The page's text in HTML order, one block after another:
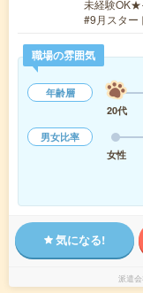
未経験OK★
#9月スタ
職場の雰囲気
年齢層
20代
男女比率
女性
気になる!
派遣会